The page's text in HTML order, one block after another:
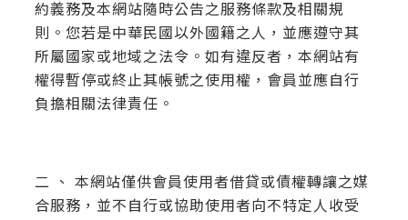
約義務及本網站隨時公告之服務條款及相關規
則。您若是中華民國以外國籍之人，並應遵守其
所屬國家或地域之法令。如有違反者，本網站有
權得暫停或終止其帳號之使用權，會員並應自行
負擔相關法律責任。
二 、 本網站僅供會員使用者借貸或債權轉讓之媒
合服務，並不自行或協助使用者向不特定人收受